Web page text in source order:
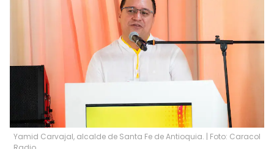
Yamid Carvajal, alcalde de Santa Fe de Antioquia. | Foto: Caracol